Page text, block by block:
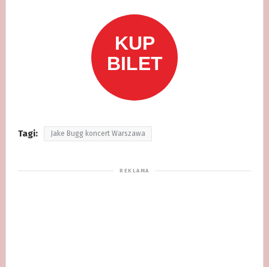
Tagi: Jake Bugg koncert Warszawa